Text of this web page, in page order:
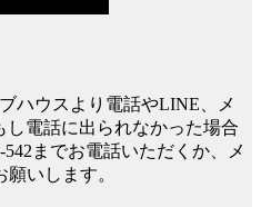
ハウスより電話やLINE、メ
し電話に出られなかった場合
までお電話いただくか、メ
いします。